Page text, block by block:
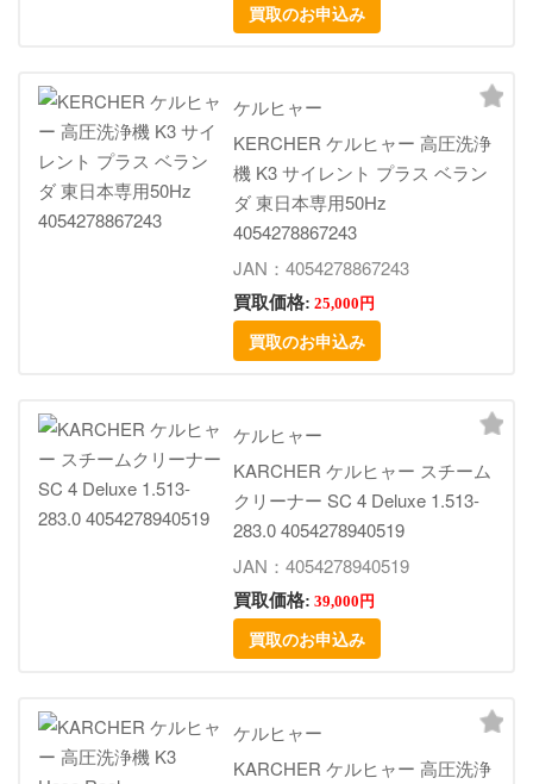
買取のお申込み
ケルヒャー
KERCHER ケルヒャー 高圧洗浄
機 K3 サイレント プラス ベラン
ダ 東日本専用50Hz
4054278867243
JAN：4054278867243
買取価格: 25,000円
買取のお申込み
ケルヒャー
KARCHER ケルヒャー スチーム
クリーナー SC 4 Deluxe 1.513-
283.0 4054278940519
JAN：4054278940519
買取価格: 39,000円
買取のお申込み
ケルヒャー
KARCHER ケルヒャー 高圧洗浄